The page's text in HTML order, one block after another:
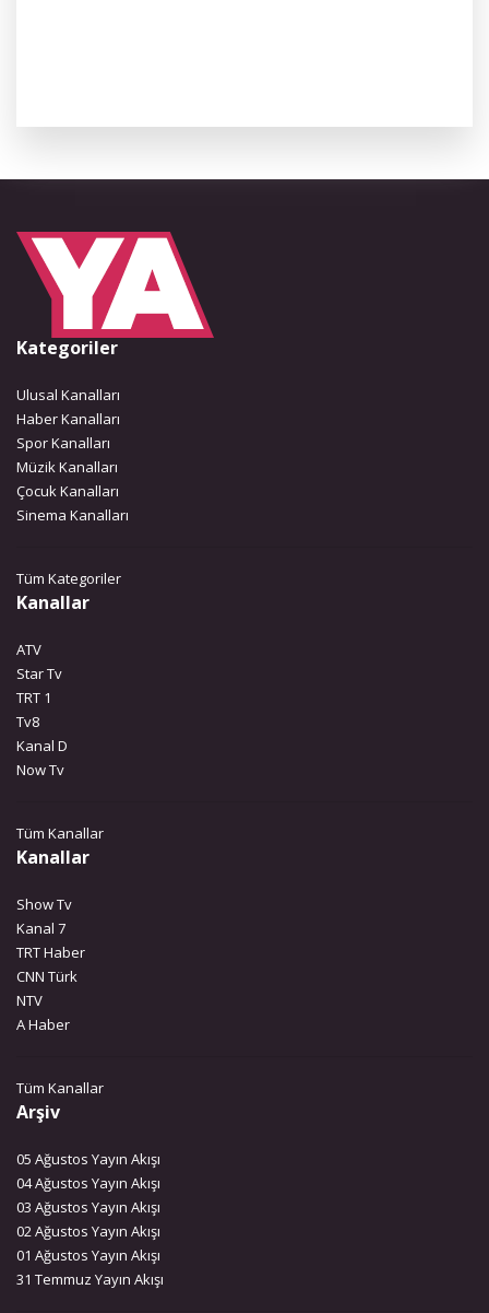
Kategoriler
Ulusal Kanalları
Haber Kanalları
Spor Kanalları
Müzik Kanalları
Çocuk Kanalları
Sinema Kanalları
Tüm Kategoriler
Kanallar
ATV
Star Tv
TRT 1
Tv8
Kanal D
Now Tv
Tüm Kanallar
Kanallar
Show Tv
Kanal 7
TRT Haber
CNN Türk
NTV
A Haber
Tüm Kanallar
Arşiv
05 Ağustos Yayın Akışı
04 Ağustos Yayın Akışı
03 Ağustos Yayın Akışı
02 Ağustos Yayın Akışı
01 Ağustos Yayın Akışı
31 Temmuz Yayın Akışı